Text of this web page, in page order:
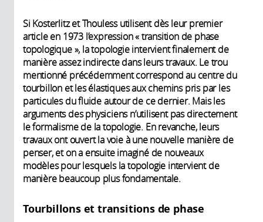
Si Kosterlitz et Thouless utilisent dès leur premier
article en 1973 l’expression « transition de phase
topologique », la topologie intervient finalement de
manière assez indirecte dans leurs travaux. Le trou
mentionné précédemment correspond au centre du
tourbillon et les élastiques aux chemins pris par les
particules du fluide autour de ce dernier. Mais les
arguments des physiciens n’utilisent pas directement
le formalisme de la topologie. En revanche, leurs
travaux ont ouvert la voie à une nouvelle manière de
penser, et on a ensuite imaginé de nouveaux
modèles pour lesquels la topologie intervient de
manière beaucoup plus fondamentale.
Tourbillons et transitions de phase